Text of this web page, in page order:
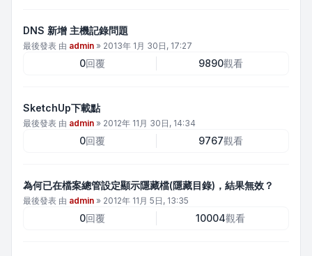
DNS 新增 主機記錄問題
最後發表 由 admin » 2013年 1月 30日, 17:27
0回覆 9890觀看
SketchUp下載點
最後發表 由 admin » 2012年 11月 30日, 14:34
0回覆 9767觀看
為何已在檔案總管設定顯示隱藏檔(隱藏目錄)，結果無效？
最後發表 由 admin » 2012年 11月 5日, 13:35
0回覆 10004觀看